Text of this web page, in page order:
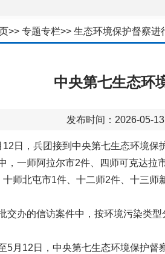
>> 专题专栏>> 生态环境保护督察进
中央第七生态环
发布时间：2026-05-
12日，兵团接到中央第七生态环境保
，一师阿拉尔市2件、四师可克达拉
师北屯市1件、十二师2件、十三师
交办的信访案件中，按环境污染类
5月12日，中央第七生态环境保护督